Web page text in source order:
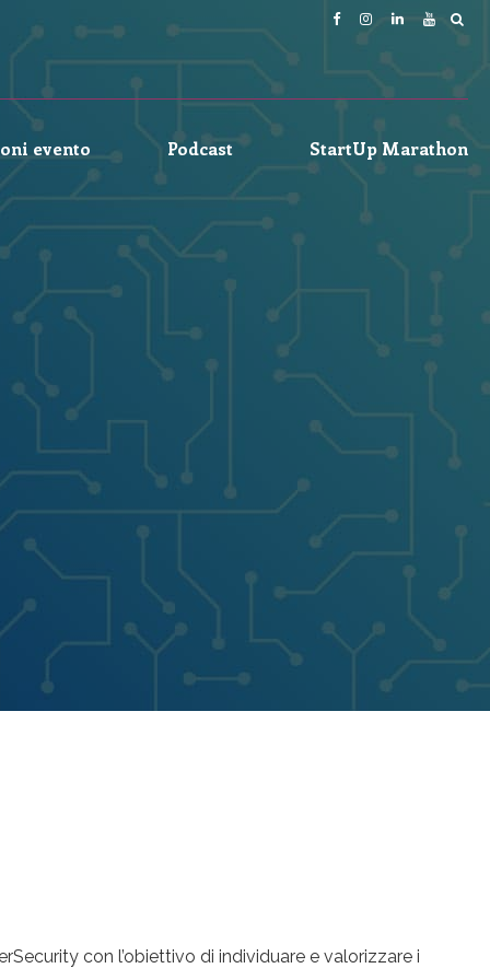
evento Podcast StartUp Marathon
con l’obiettivo di individuare e valorizzare i